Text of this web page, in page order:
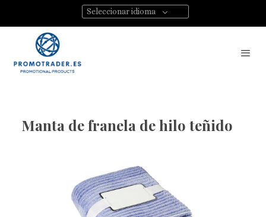
Seleccionar idioma
Manta de franela de hilo teñido